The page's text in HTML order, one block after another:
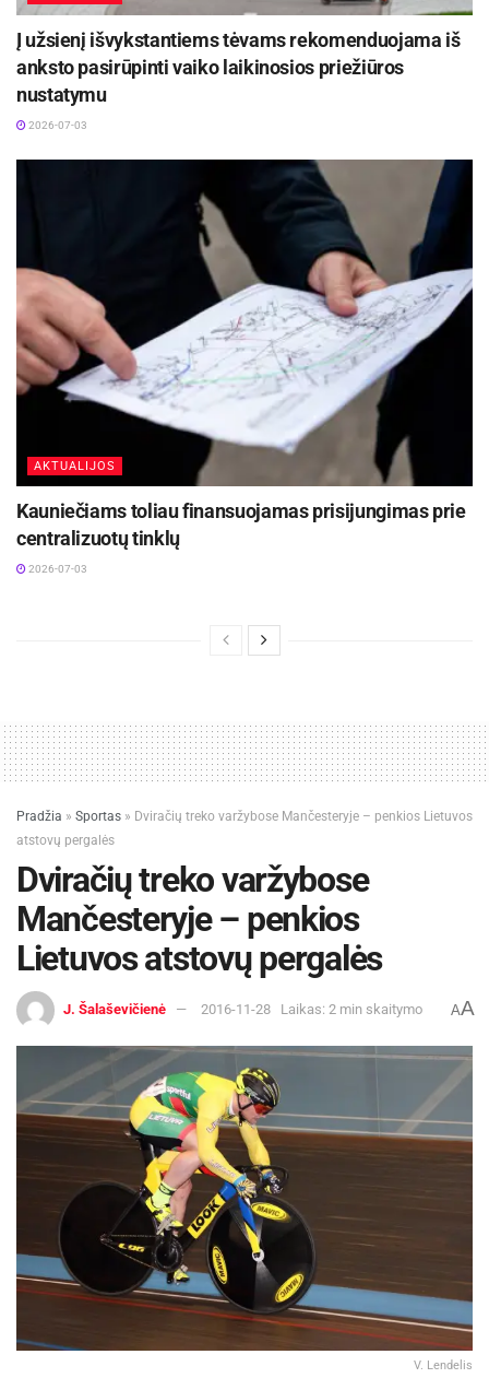
Į užsienį išvykstantiems tėvams rekomenduojama iš
anksto pasirūpinti vaiko laikinosios priežiūros
nustatymu
2026-07-03
AKTUALIJOS
Kauniečiams toliau finansuojamas prisijungimas prie
centralizuotų tinklų
2026-07-03
Pradžia » Sportas » Dviračių treko varžybose Mančesteryje – penkios Lietuvos
atstovų pergalės
Dviračių treko varžybose
Mančesteryje – penkios
Lietuvos atstovų pergalės
J. Šalaševičienė 2016-11-28 Laikas: 2 min skaitymo AA
V. Lendelis